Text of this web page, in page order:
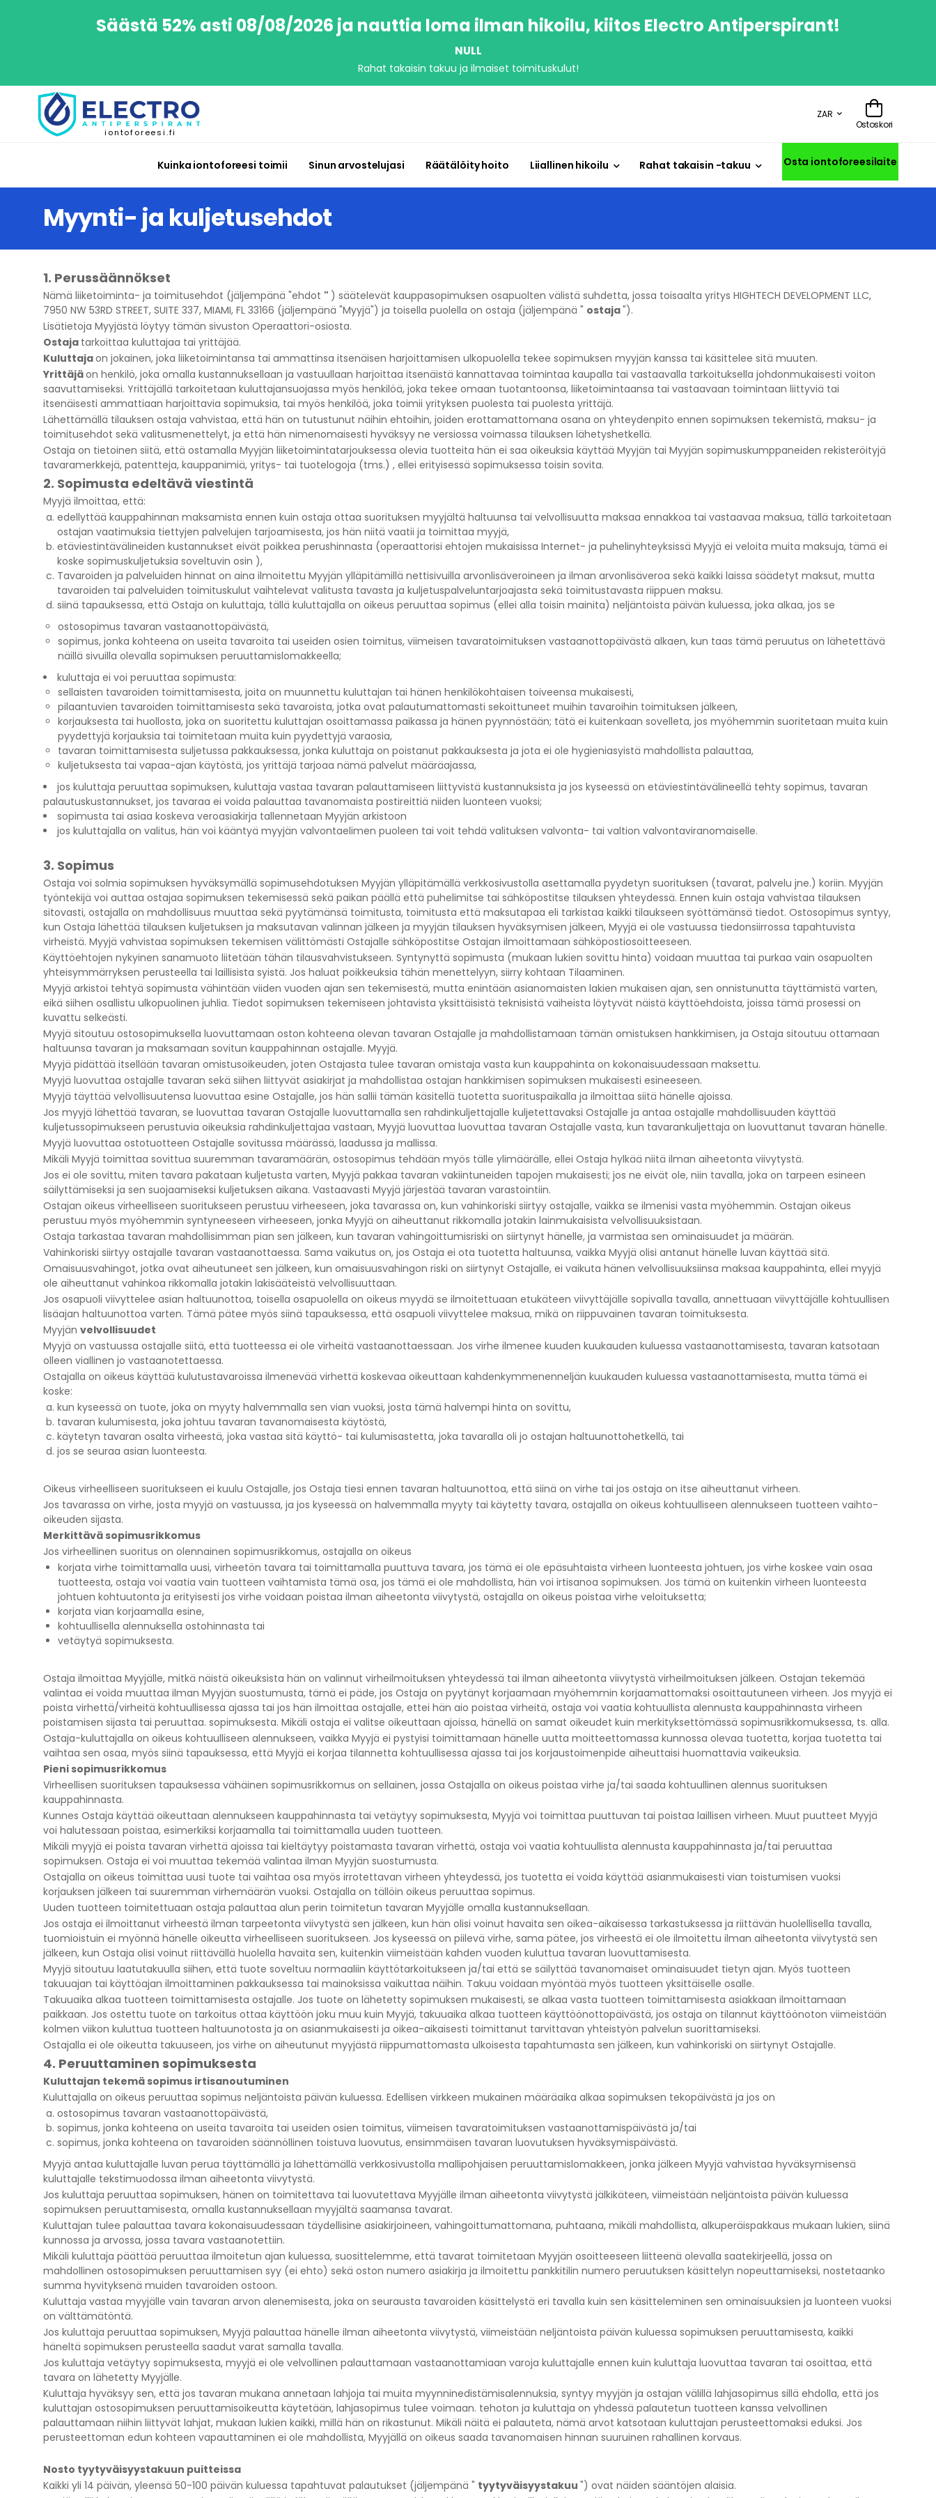
Säästä 52% asti 08/08/2026 ja nauttia loma ilman hikoilu, kiitos Electro Antiperspirant!
NULL
Rahat takaisin takuu ja ilmaiset toimituskulut!
iontoforeesi.fi
ZAR
Ostoskori
Kuinka iontoforeesi toimii Sinun arvostelujasi Räätälöity hoito Liiallinen hikoilu Rahat takaisin -takuu Osta iontoforeesilaite
Myynti- ja kuljetusehdot
1. Perussäännökset
Nämä liiketoiminta- ja toimitusehdot (jäljempänä "ehdot " ) säätelevät kauppasopimuksen osapuolten välistä suhdetta, jossa toisaalta yritys HIGHTECH DEVELOPMENT LLC,
7950 NW 53RD STREET, SUITE 337, MIAMI, FL 33166 (jäljempänä "Myyjä") ja toisella puolella on ostaja (jäljempänä " ostaja").
Lisätietoja Myyjästä löytyy tämän sivuston Operaattori-osiosta.
Ostaja tarkoittaa kuluttajaa tai yrittäjää.
Kuluttajaon jokainen, joka liiketoimintansa tai ammattinsa itsenäisen harjoittamisen ulkopuolella tekee sopimuksen myyjän kanssa tai käsittelee sitä muuten.
Yrittäjäon henkilö, joka omalla kustannuksellaan ja vastuullaan harjoittaa itsenäistä kannattavaa toimintaa kaupalla tai vastaavalla tarkoituksella johdonmukaisesti voiton
saavuttamiseksi. Yrittäjällä tarkoitetaan kuluttajansuojassa myös henkilöä, joka tekee omaan tuotantoonsa, liiketoimintaansa tai vastaavaan toimintaan liittyviä tai
itsenäisesti ammattiaan harjoittavia sopimuksia, tai myös henkilöä, joka toimii yrityksen puolesta tai puolesta yrittäjä.
Lähettämällä tilauksen ostaja vahvistaa, että hän on tutustunut näihin ehtoihin, joiden erottamattomana osana on yhteydenpito ennen sopimuksen tekemistä, maksu- ja
toimitusehdot sekä valitusmenettelyt, ja että hän nimenomaisesti hyväksyy ne versiossa voimassa tilauksen lähetyshetkellä.
Ostaja on tietoinen siitä, että ostamalla Myyjän liiketoimintatarjouksessa olevia tuotteita hän ei saa oikeuksia käyttää Myyjän tai Myyjän sopimuskumppaneiden rekisteröityjä
tavaramerkkejä, patentteja, kauppanimiä, yritys- tai tuotelogoja (tms.) , ellei erityisessä sopimuksessa toisin sovita.
2. Sopimusta edeltävä viestintä
Myyjä ilmoittaa, että:
edellyttää kauppahinnan maksamista ennen kuin ostaja ottaa suorituksen myyjältä haltuunsa tai velvollisuutta maksaa ennakkoa tai vastaavaa maksua, tällä tarkoitetaan
ostajan vaatimuksia tiettyjen palvelujen tarjoamisesta, jos hän niitä vaatii ja toimittaa myyjä,
etäviestintävälineiden kustannukset eivät poikkea perushinnasta (operaattorisi ehtojen mukaisissa Internet- ja puhelinyhteyksissä Myyjä ei veloita muita maksuja, tämä ei
koske sopimuskuljetuksia soveltuvin osin ),
Tavaroiden ja palveluiden hinnat on aina ilmoitettu Myyjän ylläpitämillä nettisivuilla arvonlisäveroineen ja ilman arvonlisäveroa sekä kaikki laissa säädetyt maksut, mutta
tavaroiden tai palveluiden toimituskulut vaihtelevat valitusta tavasta ja kuljetuspalveluntarjoajasta sekä toimitustavasta riippuen maksu.
siinä tapauksessa, että Ostaja on kuluttaja, tällä kuluttajalla on oikeus peruuttaa sopimus (ellei alla toisin mainita) neljäntoista päivän kuluessa, joka alkaa, jos se
ostosopimus tavaran vastaanottopäivästä,
sopimus, jonka kohteena on useita tavaroita tai useiden osien toimitus, viimeisen tavaratoimituksen vastaanottopäivästä alkaen, kun taas tämä peruutus on lähetettävä
näillä sivuilla olevalla sopimuksen peruuttamislomakkeella;
kuluttaja ei voi peruuttaa sopimusta:
sellaisten tavaroiden toimittamisesta, joita on muunnettu kuluttajan tai hänen henkilökohtaisen toiveensa mukaisesti,
pilaantuvien tavaroiden toimittamisesta sekä tavaroista, jotka ovat palautumattomasti sekoittuneet muihin tavaroihin toimituksen jälkeen,
korjauksesta tai huollosta, joka on suoritettu kuluttajan osoittamassa paikassa ja hänen pyynnöstään; tätä ei kuitenkaan sovelleta, jos myöhemmin suoritetaan muita kuin
pyydettyjä korjauksia tai toimitetaan muita kuin pyydettyjä varaosia,
tavaran toimittamisesta suljetussa pakkauksessa, jonka kuluttaja on poistanut pakkauksesta ja jota ei ole hygieniasyistä mahdollista palauttaa,
kuljetuksesta tai vapaa-ajan käytöstä, jos yrittäjä tarjoaa nämä palvelut määräajassa,
jos kuluttaja peruuttaa sopimuksen, kuluttaja vastaa tavaran palauttamiseen liittyvistä kustannuksista ja jos kyseessä on etäviestintävälineellä tehty sopimus, tavaran
palautuskustannukset, jos tavaraa ei voida palauttaa tavanomaista postireittiä niiden luonteen vuoksi;
sopimusta tai asiaa koskeva veroasiakirja tallennetaan Myyjän arkistoon
jos kuluttajalla on valitus, hän voi kääntyä myyjän valvontaelimen puoleen tai voit tehdä valituksen valvonta- tai valtion valvontaviranomaiselle.
3. Sopimus
Ostaja voi solmia sopimuksen hyväksymällä sopimusehdotuksen Myyjän ylläpitämällä verkkosivustolla asettamalla pyydetyn suorituksen (tavarat, palvelu jne.) koriin. Myyjän
työntekijä voi auttaa ostajaa sopimuksen tekemisessä sekä paikan päällä että puhelimitse tai sähköpostitse tilauksen yhteydessä. Ennen kuin ostaja vahvistaa tilauksen
sitovasti, ostajalla on mahdollisuus muuttaa sekä pyytämänsä toimitusta, toimitusta että maksutapaa eli tarkistaa kaikki tilaukseen syöttämänsä tiedot. Ostosopimus syntyy,
kun Ostaja lähettää tilauksen kuljetuksen ja maksutavan valinnan jälkeen ja myyjän tilauksen hyväksymisen jälkeen, Myyjä ei ole vastuussa tiedonsiirrossa tapahtuvista
virheistä. Myyjä vahvistaa sopimuksen tekemisen välittömästi Ostajalle sähköpostitse Ostajan ilmoittamaan sähköpostiosoitteeseen.
Käyttöehtojen nykyinen sanamuoto liitetään tähän tilausvahvistukseen. Syntynyttä sopimusta (mukaan lukien sovittu hinta) voidaan muuttaa tai purkaa vain osapuolten
yhteisymmärryksen perusteella tai laillisista syistä. Jos haluat poikkeuksia tähän menettelyyn, siirry kohtaan Tilaaminen.
Myyjä arkistoi tehtyä sopimusta vähintään viiden vuoden ajan sen tekemisestä, mutta enintään asianomaisten lakien mukaisen ajan, sen onnistunutta täyttämistä varten,
eikä siihen osallistu ulkopuolinen juhlia. Tiedot sopimuksen tekemiseen johtavista yksittäisistä teknisistä vaiheista löytyvät näistä käyttöehdoista, joissa tämä prosessi on
kuvattu selkeästi.
Myyjä sitoutuu ostosopimuksella luovuttamaan oston kohteena olevan tavaran Ostajalle ja mahdollistamaan tämän omistuksen hankkimisen, ja Ostaja sitoutuu ottamaan
haltuunsa tavaran ja maksamaan sovitun kauppahinnan ostajalle. Myyjä.
Myyjä pidättää itsellään tavaran omistusoikeuden, joten Ostajasta tulee tavaran omistaja vasta kun kauppahinta on kokonaisuudessaan maksettu.
Myyjä luovuttaa ostajalle tavaran sekä siihen liittyvät asiakirjat ja mahdollistaa ostajan hankkimisen sopimuksen mukaisesti esineeseen.
Myyjä täyttää velvollisuutensa luovuttaa esine Ostajalle, jos hän sallii tämän käsitellä tuotetta suorituspaikalla ja ilmoittaa siitä hänelle ajoissa.
Jos myyjä lähettää tavaran, se luovuttaa tavaran Ostajalle luovuttamalla sen rahdinkuljettajalle kuljetettavaksi Ostajalle ja antaa ostajalle mahdollisuuden käyttää
kuljetussopimukseen perustuvia oikeuksia rahdinkuljettajaa vastaan, Myyjä luovuttaa luovuttaa tavaran Ostajalle vasta, kun tavarankuljettaja on luovuttanut tavaran hänelle.
Myyjä luovuttaa ostotuotteen Ostajalle sovitussa määrässä, laadussa ja mallissa.
Mikäli Myyjä toimittaa sovittua suuremman tavaramäärän, ostosopimus tehdään myös tälle ylimäärälle, ellei Ostaja hylkää niitä ilman aiheetonta viivytystä.
Jos ei ole sovittu, miten tavara pakataan kuljetusta varten, Myyjä pakkaa tavaran vakiintuneiden tapojen mukaisesti; jos ne eivät ole, niin tavalla, joka on tarpeen esineen
säilyttämiseksi ja sen suojaamiseksi kuljetuksen aikana. Vastaavasti Myyjä järjestää tavaran varastointiin.
Ostajan oikeus virheelliseen suoritukseen perustuu virheeseen, joka tavarassa on, kun vahinkoriski siirtyy ostajalle, vaikka se ilmenisi vasta myöhemmin. Ostajan oikeus
perustuu myös myöhemmin syntyneeseen virheeseen, jonka Myyjä on aiheuttanut rikkomalla jotakin lainmukaisista velvollisuuksistaan.
Ostaja tarkastaa tavaran mahdollisimman pian sen jälkeen, kun tavaran vahingoittumisriski on siirtynyt hänelle, ja varmistaa sen ominaisuudet ja määrän.
Vahinkoriski siirtyy ostajalle tavaran vastaanottaessa. Sama vaikutus on, jos Ostaja ei ota tuotetta haltuunsa, vaikka Myyjä olisi antanut hänelle luvan käyttää sitä.
Omaisuusvahingot, jotka ovat aiheutuneet sen jälkeen, kun omaisuusvahingon riski on siirtynyt Ostajalle, ei vaikuta hänen velvollisuuksiinsa maksaa kauppahinta, ellei myyjä
ole aiheuttanut vahinkoa rikkomalla jotakin lakisääteistä velvollisuuttaan.
Jos osapuoli viivyttelee asian haltuunottoa, toisella osapuolella on oikeus myydä se ilmoitettuaan etukäteen viivyttäjälle sopivalla tavalla, annettuaan viivyttäjälle kohtuullisen
lisäajan haltuunottoa varten. Tämä pätee myös siinä tapauksessa, että osapuoli viivyttelee maksua, mikä on riippuvainen tavaran toimituksesta.
Myyjän velvollisuudet
Myyjä on vastuussa ostajalle siitä, että tuotteessa ei ole virheitä vastaanottaessaan. Jos virhe ilmenee kuuden kuukauden kuluessa vastaanottamisesta, tavaran katsotaan
olleen viallinen jo vastaanotettaessa.
Ostajalla on oikeus käyttää kulutustavaroissa ilmenevää virhettä koskevaa oikeuttaan kahdenkymmenenneljän kuukauden kuluessa vastaanottamisesta, mutta tämä ei
koske:
kun kyseessä on tuote, joka on myyty halvemmalla sen vian vuoksi, josta tämä halvempi hinta on sovittu,
tavaran kulumisesta, joka johtuu tavaran tavanomaisesta käytöstä,
käytetyn tavaran osalta virheestä, joka vastaa sitä käyttö- tai kulumisastetta, joka tavaralla oli jo ostajan haltuunottohetkellä, tai
jos se seuraa asian luonteesta.
Oikeus virheelliseen suoritukseen ei kuulu Ostajalle, jos Ostaja tiesi ennen tavaran haltuunottoa, että siinä on virhe tai jos ostaja on itse aiheuttanut virheen.
Jos tavarassa on virhe, josta myyjä on vastuussa, ja jos kyseessä on halvemmalla myyty tai käytetty tavara, ostajalla on oikeus kohtuulliseen alennukseen tuotteen vaihto-
oikeuden sijasta.
Merkittävä sopimusrikkomus
Jos virheellinen suoritus on olennainen sopimusrikkomus, ostajalla on oikeus
korjata virhe toimittamalla uusi, virheetön tavara tai toimittamalla puuttuva tavara, jos tämä ei ole epäsuhtaista virheen luonteesta johtuen, jos virhe koskee vain osaa
tuotteesta, ostaja voi vaatia vain tuotteen vaihtamista tämä osa, jos tämä ei ole mahdollista, hän voi irtisanoa sopimuksen. Jos tämä on kuitenkin virheen luonteesta
johtuen kohtuutonta ja erityisesti jos virhe voidaan poistaa ilman aiheetonta viivytystä, ostajalla on oikeus poistaa virhe veloituksetta;
korjata vian korjaamalla esine,
kohtuullisella alennuksella ostohinnasta tai
vetäytyä sopimuksesta.
Ostaja ilmoittaa Myyjälle, mitkä näistä oikeuksista hän on valinnut virheilmoituksen yhteydessä tai ilman aiheetonta viivytystä virheilmoituksen jälkeen. Ostajan tekemää
valintaa ei voida muuttaa ilman Myyjän suostumusta, tämä ei päde, jos Ostaja on pyytänyt korjaamaan myöhemmin korjaamattomaksi osoittautuneen virheen. Jos myyjä ei
poista virhettä/virheitä kohtuullisessa ajassa tai jos hän ilmoittaa ostajalle, ettei hän aio poistaa virheitä, ostaja voi vaatia kohtuullista alennusta kauppahinnasta virheen
poistamisen sijasta tai peruuttaa. sopimuksesta. Mikäli ostaja ei valitse oikeuttaan ajoissa, hänellä on samat oikeudet kuin merkityksettömässä sopimusrikkomuksessa, ts. alla.
Ostaja-kuluttajalla on oikeus kohtuulliseen alennukseen, vaikka Myyjä ei pystyisi toimittamaan hänelle uutta moitteettomassa kunnossa olevaa tuotetta, korjaa tuotetta tai
vaihtaa sen osaa, myös siinä tapauksessa, että Myyjä ei korjaa tilannetta kohtuullisessa ajassa tai jos korjaustoimenpide aiheuttaisi huomattavia vaikeuksia.
Pieni sopimusrikkomus
Virheellisen suorituksen tapauksessa vähäinen sopimusrikkomus on sellainen, jossa Ostajalla on oikeus poistaa virhe ja/tai saada kohtuullinen alennus suorituksen
kauppahinnasta.
Kunnes Ostaja käyttää oikeuttaan alennukseen kauppahinnasta tai vetäytyy sopimuksesta, Myyjä voi toimittaa puuttuvan tai poistaa laillisen virheen. Muut puutteet Myyjä
voi halutessaan poistaa, esimerkiksi korjaamalla tai toimittamalla uuden tuotteen.
Mikäli myyjä ei poista tavaran virhettä ajoissa tai kieltäytyy poistamasta tavaran virhettä, ostaja voi vaatia kohtuullista alennusta kauppahinnasta ja/tai peruuttaa
sopimuksen. Ostaja ei voi muuttaa tekemää valintaa ilman Myyjän suostumusta.
Ostajalla on oikeus toimittaa uusi tuote tai vaihtaa osa myös irrotettavan virheen yhteydessä, jos tuotetta ei voida käyttää asianmukaisesti vian toistumisen vuoksi
korjauksen jälkeen tai suuremman virhemäärän vuoksi. Ostajalla on tällöin oikeus peruuttaa sopimus.
Uuden tuotteen toimitettuaan ostaja palauttaa alun perin toimitetun tavaran Myyjälle omalla kustannuksellaan.
Jos ostaja ei ilmoittanut virheestä ilman tarpeetonta viivytystä sen jälkeen, kun hän olisi voinut havaita sen oikea-aikaisessa tarkastuksessa ja riittävän huolellisella tavalla,
tuomioistuin ei myönnä hänelle oikeutta virheelliseen suoritukseen. Jos kyseessä on piilevä virhe, sama pätee, jos virheestä ei ole ilmoitettu ilman aiheetonta viivytystä sen
jälkeen, kun Ostaja olisi voinut riittävällä huolella havaita sen, kuitenkin viimeistään kahden vuoden kuluttua tavaran luovuttamisesta.
Myyjä sitoutuu laatutakuulla siihen, että tuote soveltuu normaaliin käyttötarkoitukseen ja/tai että se säilyttää tavanomaiset ominaisuudet tietyn ajan. Myös tuotteen
takuuajan tai käyttöajan ilmoittaminen pakkauksessa tai mainoksissa vaikuttaa näihin. Takuu voidaan myöntää myös tuotteen yksittäiselle osalle.
Takuuaika alkaa tuotteen toimittamisesta ostajalle. Jos tuote on lähetetty sopimuksen mukaisesti, se alkaa vasta tuotteen toimittamisesta asiakkaan ilmoittamaan
paikkaan. Jos ostettu tuote on tarkoitus ottaa käyttöön joku muu kuin Myyjä, takuuaika alkaa tuotteen käyttöönottopäivästä, jos ostaja on tilannut käyttöönoton viimeistään
kolmen viikon kuluttua tuotteen haltuunotosta ja on asianmukaisesti ja oikea-aikaisesti toimittanut tarvittavan yhteistyön palvelun suorittamiseksi.
Ostajalla ei ole oikeutta takuuseen, jos virhe on aiheutunut myyjästä riippumattomasta ulkoisesta tapahtumasta sen jälkeen, kun vahinkoriski on siirtynyt Ostajalle.
4. Peruuttaminen sopimuksesta
Kuluttajan tekemä sopimus irtisanoutuminen
Kuluttajalla on oikeus peruuttaa sopimus neljäntoista päivän kuluessa. Edellisen virkkeen mukainen määräaika alkaa sopimuksen tekopäivästä ja jos on
ostosopimus tavaran vastaanottopäivästä,
sopimus, jonka kohteena on useita tavaroita tai useiden osien toimitus, viimeisen tavaratoimituksen vastaanottamispäivästä ja/tai
sopimus, jonka kohteena on tavaroiden säännöllinen toistuva luovutus, ensimmäisen tavaran luovutuksen hyväksymispäivästä.
Myyjä antaa kuluttajalle luvan perua täyttämällä ja lähettämällä verkkosivustolla mallipohjaisen peruuttamislomakkeen, jonka jälkeen Myyjä vahvistaa hyväksymisensä
kuluttajalle tekstimuodossa ilman aiheetonta viivytystä.
Jos kuluttaja peruuttaa sopimuksen, hänen on toimitettava tai luovutettava Myyjälle ilman aiheetonta viivytystä jälkikäteen, viimeistään neljäntoista päivän kuluessa
sopimuksen peruuttamisesta, omalla kustannuksellaan myyjältä saamansa tavarat.
Kuluttajan tulee palauttaa tavara kokonaisuudessaan täydellisine asiakirjoineen, vahingoittumattomana, puhtaana, mikäli mahdollista, alkuperäispakkaus mukaan lukien, siinä
kunnossa ja arvossa, jossa tavara vastaanotettiin.
Mikäli kuluttaja päättää peruuttaa ilmoitetun ajan kuluessa, suosittelemme, että tavarat toimitetaan Myyjän osoitteeseen liitteenä olevalla saatekirjeellä, jossa on
mahdollinen ostosopimuksen peruuttamisen syy (ei ehto) sekä oston numero asiakirja ja ilmoitettu pankkitilin numero peruutuksen käsittelyn nopeuttamiseksi, nostetaanko
summa hyvityksenä muiden tavaroiden ostoon.
Kuluttaja vastaa myyjälle vain tavaran arvon alenemisesta, joka on seurausta tavaroiden käsittelystä eri tavalla kuin sen käsitteleminen sen ominaisuuksien ja luonteen vuoksi
on välttämätöntä.
Jos kuluttaja peruuttaa sopimuksen, Myyjä palauttaa hänelle ilman aiheetonta viivytystä, viimeistään neljäntoista päivän kuluessa sopimuksen peruuttamisesta, kaikki
häneltä sopimuksen perusteella saadut varat samalla tavalla.
Jos kuluttaja vetäytyy sopimuksesta, myyjä ei ole velvollinen palauttamaan vastaanottamiaan varoja kuluttajalle ennen kuin kuluttaja luovuttaa tavaran tai osoittaa, että
tavara on lähetetty Myyjälle.
Kuluttaja hyväksyy sen, että jos tavaran mukana annetaan lahjoja tai muita myynninedistämisalennuksia, syntyy myyjän ja ostajan välillä lahjasopimus sillä ehdolla, että jos
kuluttajan ostosopimuksen peruuttamisoikeutta käytetään, lahjasopimus tulee voimaan. tehoton ja kuluttaja on yhdessä palautetun tuotteen kanssa velvollinen
palauttamaan niihin liittyvät lahjat, mukaan lukien kaikki, millä hän on rikastunut. Mikäli näitä ei palauteta, nämä arvot katsotaan kuluttajan perusteettomaksi eduksi. Jos
perusteettoman edun kohteen vapauttaminen ei ole mahdollista, Myyjällä on oikeus saada tavanomaisen hinnan suuruinen rahallinen korvaus.
Nosto tyytyväisyystakuun puitteissa
Kaikki yli 14 päivän, yleensä 50-100 päivän kuluessa tapahtuvat palautukset (jäljempänä " tyytyväisyystakuu ") ovat näiden sääntöjen alaisia.